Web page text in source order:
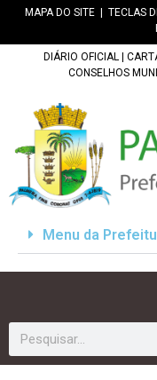
MAPA DO SITE TECLAS
DIÁRIO OFICIAL
CONSELHOS
Menu da